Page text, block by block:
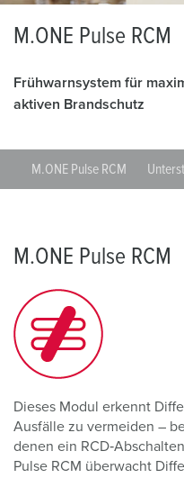
M.ONE Pulse RCM
Frühwarnsystem für
aktiven Brandschutz
M.ONE Pulse RCM
M.ONE Pulse RCM
Dieses Modul erkennt
Ausfälle zu vermeiden –
denen ein
Pulse RCM überwacht